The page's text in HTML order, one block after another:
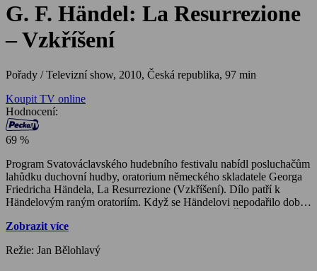
G. F. Händel: La Resurrezione
– Vzkříšení
Pořady / Televizní show, 2010, Česká republika, 97 min
Koupit TV online
Hodnocení:
69 %
Program Svatováclavského hudebního festivalu nabídl posluchačům
lahůdku duchovní hudby, oratorium německého skladatele Georga
Friedricha Händela, La Resurrezione (Vzkříšení). Dílo patří k
Händelovým raným oratoriím. Když se Händelovi nepodařilo dobýt
oratorium na libreto Sigismonda Capaceho zkomponoval.
hudebním dokumentu se přeneseme na zkoušky orchestru se sólisty
Zobrazit více
Režie: Jan Bělohlavý